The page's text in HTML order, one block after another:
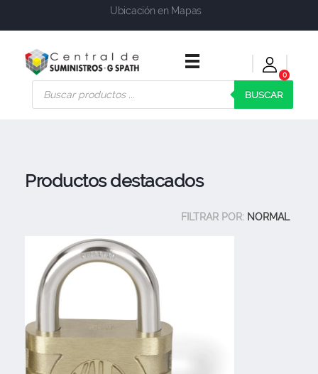
Ubicación en Mapas
Central de Suministros Gspath
Suministros y soluciones integrales para su empresa o negocio
0
BUSCAR
Productos destacados
FILTRAR POR: NORMAL